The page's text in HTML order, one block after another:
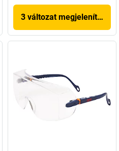
3 változat megjelenítése